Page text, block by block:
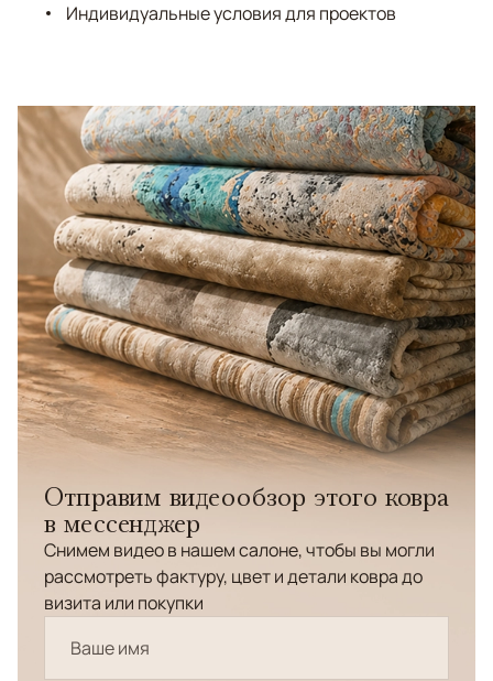
Индивидуальные условия для проектов
Отправим видеообзор этого ковра
в мессенджер
Снимем видео в нашем салоне, чтобы вы могли
рассмотреть фактуру, цвет и детали ковра до
визита или покупки